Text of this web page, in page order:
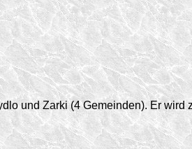
und Zarki (4 Gemeinden). Er wird